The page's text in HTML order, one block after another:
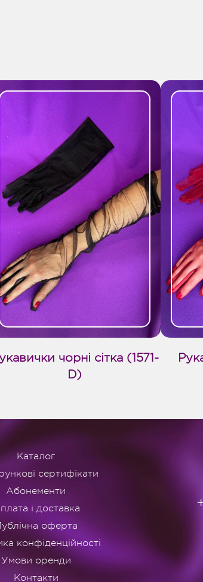
чорні сітка (1571-
D)
Каталог
сертифікати
Абонементи
і доставка
оферта
конфіденційності
Умови оренди
Контакти